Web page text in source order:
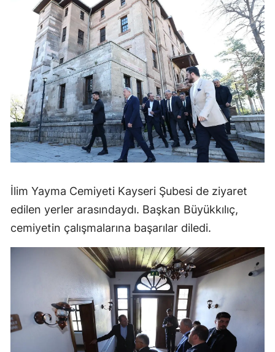
İlim Yayma Cemiyeti Kayseri Şubesi de ziyaret
edilen yerler arasındaydı. Başkan Büyükkılıç,
cemiyetin çalışmalarına başarılar diledi.